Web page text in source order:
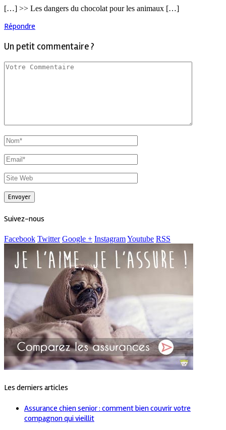
[…] >> Les dangers du chocolat pour les animaux […]
Répondre
Un petit commentaire ?
Suivez-nous
Facebook Twitter Google + InstagramYoutube RSS
Les derniers articles
Assurance chien senior : comment bien couvrir votre
compagnon qui vieillit